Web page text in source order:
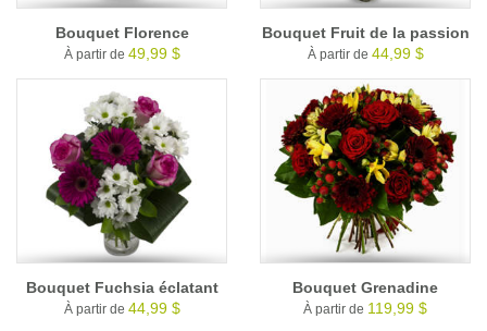
Bouquet Florence
À partir de 49,99 $
Bouquet Fruit de la passion
À partir de 44,99 $
Bouquet Fuchsia éclatant
À partir de 44,99 $
Bouquet Grenadine
À partir de 119,99 $